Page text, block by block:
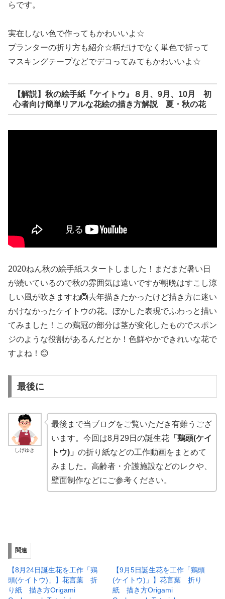
らです。
実在しない色で作ってもかわいいよ☆
プランターの折り方も紹介☆柄だけでなく単色で折って
マスキングテープなどでデコってみてもかわいいよ☆
【解説】秋の絵手紙『ケイトウ』８月、9月、10月 初
心者向け簡単リアルな花絵の描き方解説 夏・秋の花
2020ねん秋の絵手紙スタートしました！まだまだ暑い日
が続いているので秋の雰囲気は遠いですが朝晩はすこし涼
しい風が吹きますね🙆去年描きたかったけど描き方に迷い
かけなかったケイトウの花。ぼかした表現でふわっと描い
てみました！この鶏冠の部分は茎が変化したものでスポン
ジのような役割があるんだとか！色鮮やかできれいな花で
すよね！😊
最後に
しげゆき
最後まで当ブログをご覧いただき有難うござ
います。今回は8月29日の誕生花「鶏頭(ケイ
トウ)」 の折り紙などの工作動画をまとめて
みました。高齢者・介護施設などのレクや、
壁面制作などにご参考ください。
関連
【8月24日誕生花を工作「鶏
頭(ケイトウ)」】花言葉 折
り紙 描き方Origami
【9月5日誕生花を工作「鶏頭
(ケイトウ)」】花言葉 折り
紙 描き方Origami